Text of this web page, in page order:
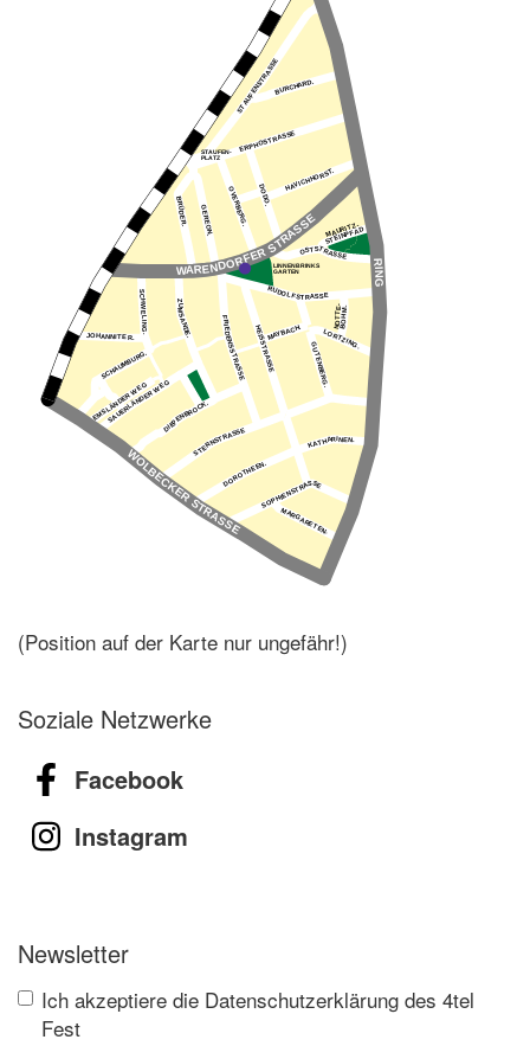
(Position auf der Karte nur ungefähr!)
Soziale Netzwerke
Facebook
Instagram
Newsletter
Ich akzeptiere die Datenschutzerklärung des 4tel
Fest